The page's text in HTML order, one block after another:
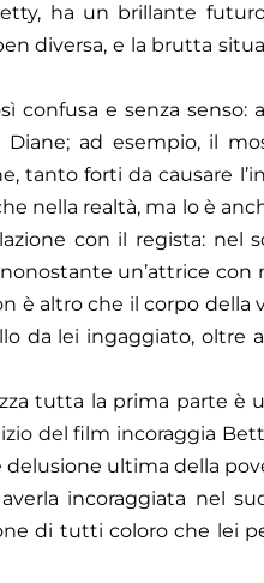
ha un brillante
diversa, e la brutta
e senza senso:
ad esempio, il
tanto forti da causare
nella realtà, ma lo è
con il regista: nel
un’attrice con
è altro che il corpo della
da lei ingaggiato, oltre
tutta la prima parte è
del film incoraggia
ultima della
incoraggiata nel
di tutti coloro che lei